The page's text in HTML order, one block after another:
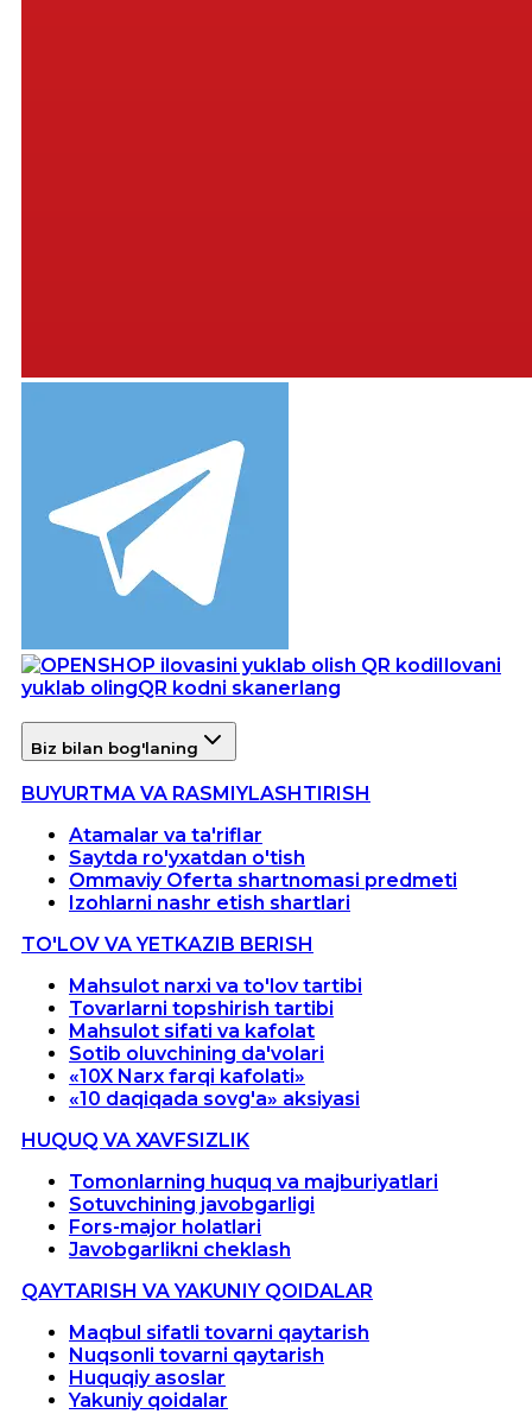
Ilovani
yuklab olingQR kodni skanerlang
Biz bilan bog'laning
BUYURTMA VA RASMIYLASHTIRISH
Atamalar va ta'riflar
Saytda ro'yxatdan o'tish
Ommaviy Oferta shartnomasi predmeti
Izohlarni nashr etish shartlari
TO'LOV VA YETKAZIB BERISH
Mahsulot narxi va to'lov tartibi
Tovarlarni topshirish tartibi
Mahsulot sifati va kafolat
Sotib oluvchining da'volari
«10X Narx farqi kafolati»
«10 daqiqada sovg'a» aksiyasi
HUQUQ VA XAVFSIZLIK
Tomonlarning huquq va majburiyatlari
Sotuvchining javobgarligi
Fors-major holatlari
Javobgarlikni cheklash
QAYTARISH VA YAKUNIY QOIDALAR
Maqbul sifatli tovarni qaytarish
Nuqsonli tovarni qaytarish
Huquqiy asoslar
Yakuniy qoidalar